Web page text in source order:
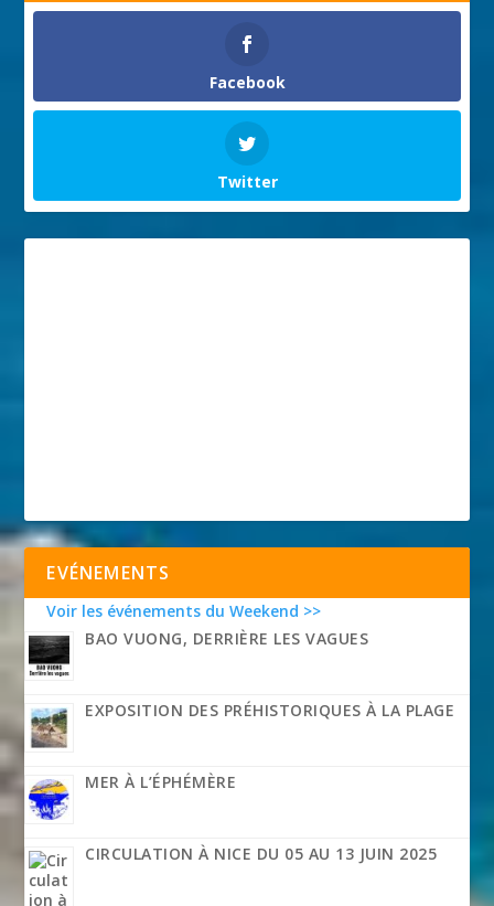
Facebook
Twitter
EVÉNEMENTS
Voir les événements du Weekend >>
BAO VUONG, DERRIÈRE LES VAGUES
EXPOSITION DES PRÉHISTORIQUES À LA PLAGE
MER À L’ÉPHÉMÈRE
CIRCULATION À NICE DU 05 AU 13 JUIN 2025